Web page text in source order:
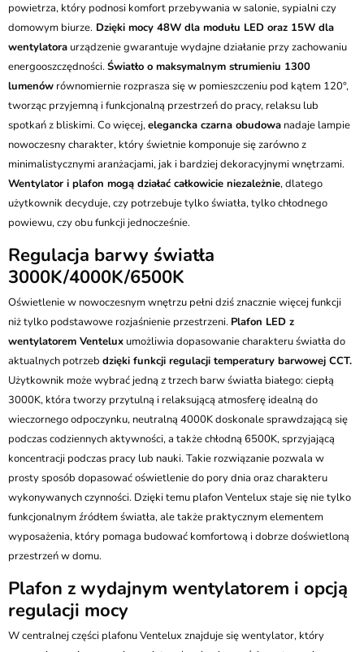
powietrza, który podnosi komfort przebywania w salonie, sypialni czy
domowym biurze. Dzięki mocy 48W dla modułu LED oraz 15W dla
wentylatora urządzenie gwarantuje wydajne działanie przy zachowaniu
energooszczędności.Światło o maksymalnym strumieniu 1300
lumenów równomiernie rozprasza się w pomieszczeniu pod kątem 120°,
tworząc przyjemną i funkcjonalną przestrzeń do pracy, relaksu lub
spotkań z bliskimi. Co więcej,elegancka czarna obudowa nadaje lampie
nowoczesny charakter, który świetnie komponuje się zarówno z
minimalistycznymi aranżacjami, jak i bardziej dekoracyjnymi wnętrzami.
Wentylator i plafon mogą działać całkowicie niezależnie, dlatego
użytkownik decyduje, czy potrzebuje tylko światła, tylko chłodnego
powiewu, czy obu funkcji jednocześnie.
Regulacja barwy światła
3000K/4000K/6500K
Oświetlenie w nowoczesnym wnętrzu pełni dziś znacznie więcej funkcji
niż tylko podstawowe rozjaśnienie przestrzeni. Plafon LED z
wentylatorem Ventelux umożliwia dopasowanie charakteru światła do
aktualnych potrzeb dzięki funkcji regulacji temperatury barwowej CCT.
Użytkownik może wybrać jedną z trzech barw światła białego: ciepłą
3000K, która tworzy przytulną i relaksującą atmosferę idealną do
wieczornego odpoczynku, neutralną 4000K doskonale sprawdzającą się
podczas codziennych aktywności, a także chłodną 6500K, sprzyjającą
koncentracji podczas pracy lub nauki. Takie rozwiązanie pozwala w
prosty sposób dopasować oświetlenie do pory dnia oraz charakteru
wykonywanych czynności. Dzięki temu plafon Ventelux staje się nie tylko
funkcjonalnym źródłem światła, ale także praktycznym elementem
wyposażenia, który pomaga budować komfortową i dobrze doświetloną
przestrzeń w domu.
Plafon z wydajnym wentylatorem i opcją
regulacji mocy
W centralnej części plafonu Ventelux znajduje się wentylator, który